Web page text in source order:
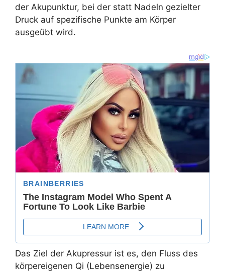
der Akupunktur, bei der statt Nadeln gezielter
Druck auf spezifische Punkte am Körper
ausgeübt wird.
Das Ziel der Akupressur ist es, den Fluss des
körpereigenen Qi (Lebensenergie) zu